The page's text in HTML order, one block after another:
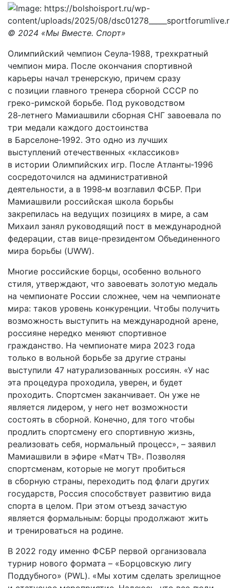
© 2024 «Мы Вместе. Спорт»
Олимпийский чемпион Сеула‑1988, трехкратный
чемпион мира. После окончания спортивной
карьеры начал тренерскую, причем сразу
с позиции главного тренера сборной СССР по
греко-­римской борьбе. Под руководством
28‑летнего Мамиашвили сборная СНГ завоевала по
три медали каждого достоинства
в Барселоне‑1992. Это одно из лучших
выступлений отечественных «классиков»
в истории Олимпийских игр. После Атланты‑1996
сосредоточился на административной
деятельности, а в 1998‑м возглавил ФСБР. При
Мамиашвили российская школа борьбы
закрепилась на ведущих позициях в мире, а сам
Михаил занял руководящий пост в международной
федерации, став вице-президентом Объединенного
мира борьбы (UWW).
Многие российские борцы, особенно вольного
стиля, утверждают, что завоевать золотую медаль
на чемпионате России сложнее, чем на чемпионате
мира: таков уровень конкуренции. Чтобы получить
возможность выступить на международной арене,
россияне нередко меняют спортивное
гражданство. На чемпионате мира 2023 года
только в вольной борьбе за другие страны
выступили 47 натурализованных россиян. «У нас
эта про­цеду­ра проходила, уверен, и будет
проходить. Спортсмен заканчивает. Он уже не
является лидером, у него нет возможности
состоять в сборной. Конечно, для того чтобы
продлить спортсмену его спортивную жизнь,
реализовать себя, нормальный процесс», – заявил
Мамиашвили в эфире «Матч ТВ». Позволяя
спортсменам, которые не могут пробиться
в сборную страны, переходить под флаги других
государств, Россия способствует развитию вида
спорта в целом. При этом отъезд зачастую
является формальным: борцы продолжают жить
и тренироваться на родине.
В 2022 году именно ФСБР первой организовала
турнир нового формата – «Борцовскую лигу
Поддубного» (PWL). «Мы хотим сделать зрелищное